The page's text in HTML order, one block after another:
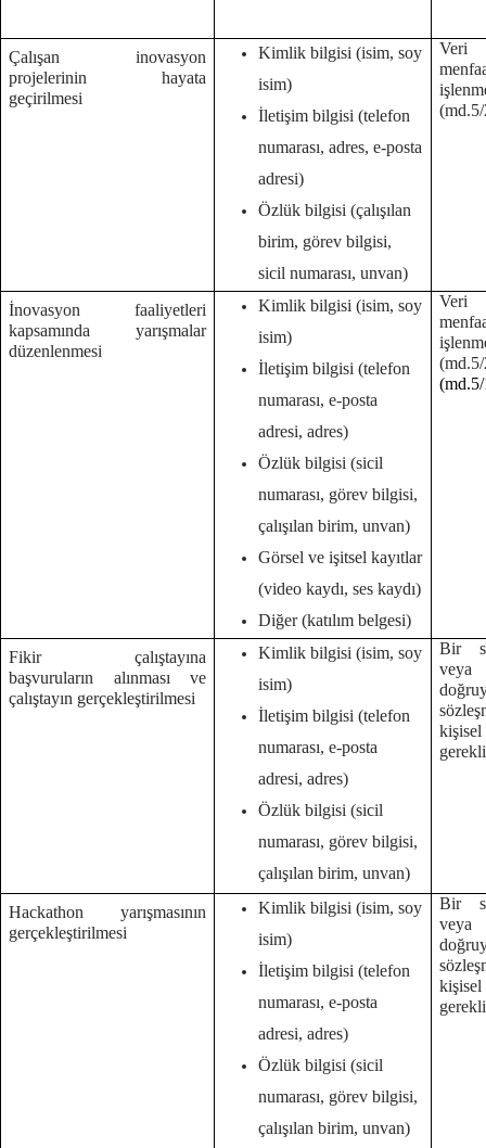
Çalışan inovasyon
projelerinin hayata
geçirilmesi
Kimlik bilgisi (isim, soy
isim)
İletişim bilgisi (telefon
numarası, adres, e-posta
adresi)
Özlük bilgisi (çalışılan
birim, görev bilgisi,
sicil numarası, unvan)
Veri
İnovasyon faaliyetleri
kapsamında yarışmalar
düzenlenmesi
Kimlik bilgisi (isim, soy
isim)
İletişim bilgisi (telefon
numarası, e-posta
adresi, adres)
Özlük bilgisi (sicil
numarası, görev bilgisi,
çalışılan birim, unvan)
Görsel ve işitsel kayıtlar
(video kaydı, ses kaydı)
Diğer (katılım belgesi)
Veri
Fikir çalıştayına
başvuruların alınması ve
çalıştayın gerçekleştirilmesi
Kimlik bilgisi (isim, soy
isim)
İletişim bilgisi (telefon
numarası, e-posta
adresi, adres)
Özlük bilgisi (sicil
numarası, görev bilgisi,
çalışılan birim, unvan)
Bir
veya
Hackathon yarışmasının
gerçekleştirilmesi
Kimlik bilgisi (isim, soy
isim)
İletişim bilgisi (telefon
numarası, e-posta
adresi, adres)
Özlük bilgisi (sicil
numarası, görev bilgisi,
çalışılan birim, unvan)
Bir
veya